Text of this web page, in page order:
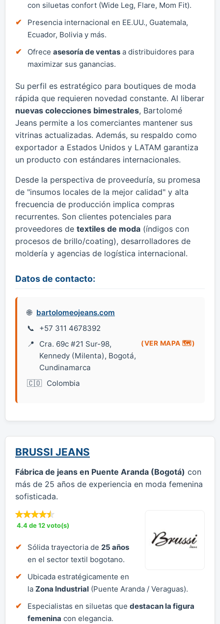
con siluetas confort (Wide Leg, Flare, Mom Fit).
Presencia internacional en EE.UU., Guatemala,
Ecuador, Bolivia y más.
Ofrece asesoría de ventas a distribuidores para
maximizar sus ganancias.
Su perfil es estratégico para boutiques de moda
rápida que requieren novedad constante. Al liberar
nuevas colecciones bimestrales, Bartolomé
Jeans permite a los comerciantes mantener sus
vitrinas actualizadas. Además, su respaldo como
exportador a Estados Unidos y LATAM garantiza
un producto con estándares internacionales.
Desde la perspectiva de proveeduría, su promesa
de "insumos locales de la mejor calidad" y alta
frecuencia de producción implica compras
recurrentes. Son clientes potenciales para
proveedores de textiles de moda (índigos con
procesos de brillo/coating), desarrolladores de
moldería y agencias de logística internacional.
Datos de contacto:
bartolomeojeans.com
+57 311 4678392
Cra. 69c #21 Sur-98,
Kennedy (Milenta), Bogotá,
Cundinamarca
(VER MAPA 🗺️)
Colombia
BRUSSI JEANS
Fábrica de jeans en Puente Aranda (Bogotá) con
más de 25 años de experiencia en moda femenina
sofisticada.
4.4 de 12 voto(s)
Sólida trayectoria de 25 años
en el sector textil bogotano.
Ubicada estratégicamente en
la Zona Industrial (Puente Aranda / Veraguas).
Especialistas en siluetas que destacan la figura
femenina con elegancia.